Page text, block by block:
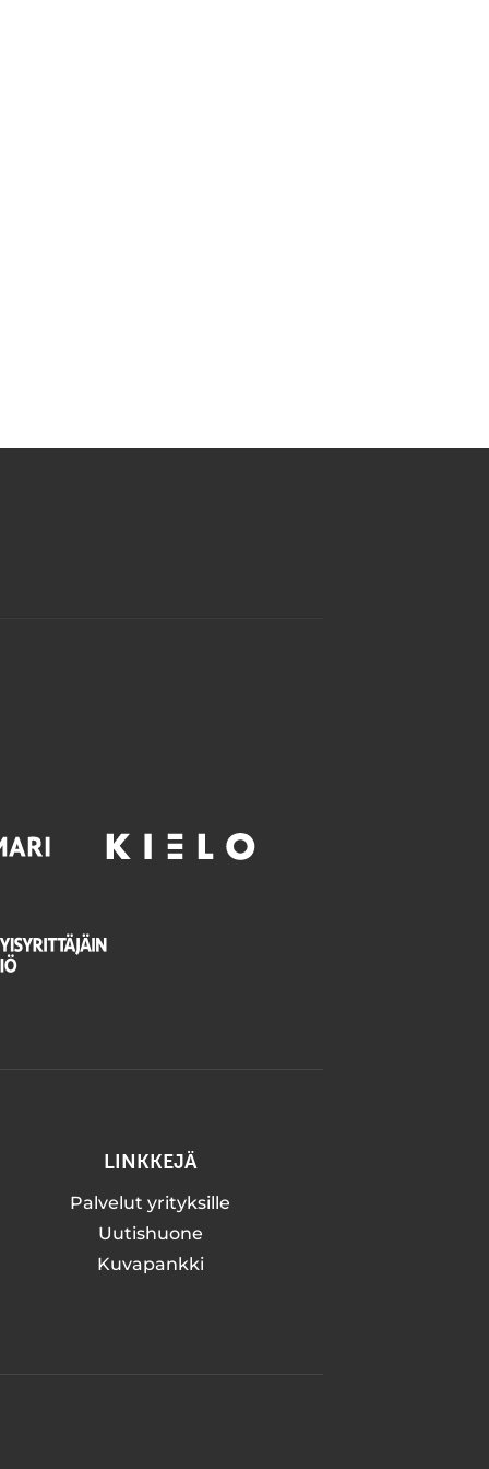
LINKKEJÄ
Palvelut yrityksille
Uutishuone
Kuvapankki